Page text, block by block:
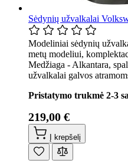
Sėdynių užvalkalai
Modeliniai sėdynių
metų modeliui,
Medžiaga - Alkantara,
užvalkalai galvos
Pristatymo trukmė 2-3
219,00 €
Į krepšelį